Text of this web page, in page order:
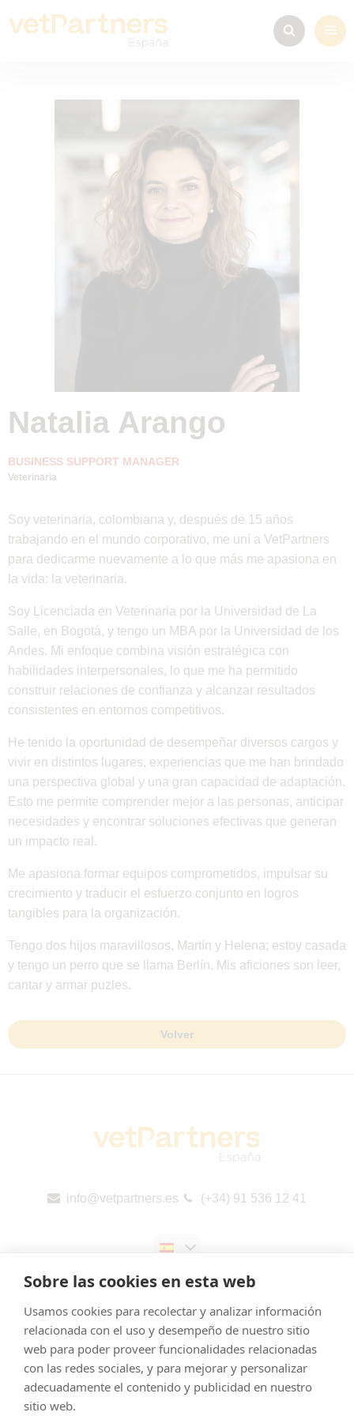
Sobre las cookies en esta web
Usamos cookies para recolectar y analizar información
relacionada con el uso y desempeño de nuestro sitio
web para poder proveer funcionalidades relacionadas
con las redes sociales, y para mejorar y personalizar
adecuadamente el contenido y publicidad en nuestro
sitio web.
Natalia Arango
BUSINESS SUPPORT MANAGER
Veterinaria
Soy veterinaria, colombiana y, después de 15 años
trabajando en el mundo corporativo, me uní a VetPartners
para dedicarme nuevamente a lo que más me apasiona en
la vida: la veterinaria.
Soy Licenciada en Veterinaria por la Universidad de La
Salle, en Bogotá, y tengo un MBA por la Universidad de los
Andes. Mi enfoque combina visión estratégica con
habilidades interpersonales, lo que me ha permitido
construir relaciones de confianza y alcanzar resultados
consistentes en entornos competitivos.
He tenido la oportunidad de desempeñar diversos cargos y
vivir en distintos lugares, experiencias que me han brindado
una perspectiva global y una gran capacidad de adaptación.
Esto me permite comprender mejor a las personas, anticipar
necesidades y encontrar soluciones efectivas que generan
un impacto real.
Me apasiona formar equipos comprometidos, impulsar su
crecimiento y traducir el esfuerzo conjunto en logros
tangibles para la organización.
Tengo dos hijos maravillosos, Martín y Helena; estoy casada
y tengo un perro que se llama Berlín. Mis aficiones son leer,
cantar y armar puzles.
Volver
info@vetpartners.es (+34) 91 536 12 41
Aviso legal
Cookies